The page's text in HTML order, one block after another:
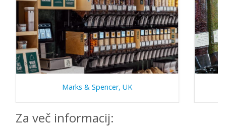
Marks & Spencer, UK
Za več informacij: